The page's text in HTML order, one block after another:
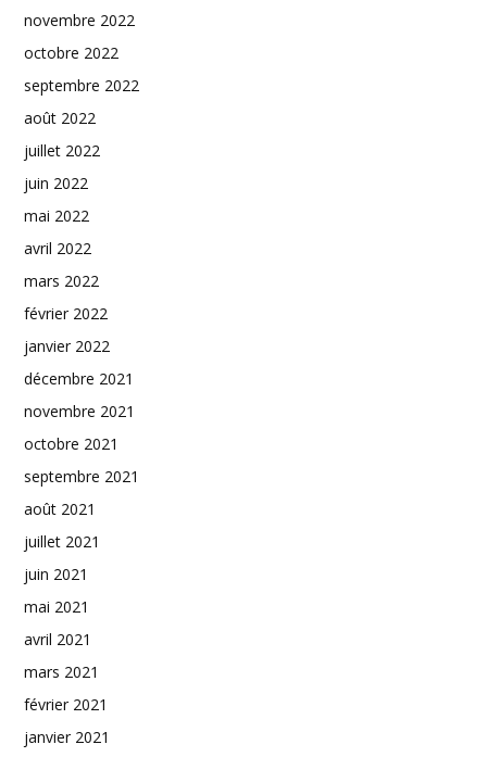
novembre 2022
octobre 2022
septembre 2022
août 2022
juillet 2022
juin 2022
mai 2022
avril 2022
mars 2022
février 2022
janvier 2022
décembre 2021
novembre 2021
octobre 2021
septembre 2021
août 2021
juillet 2021
juin 2021
mai 2021
avril 2021
mars 2021
février 2021
janvier 2021